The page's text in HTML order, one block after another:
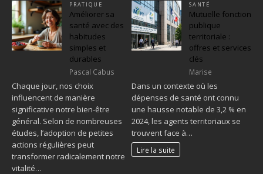
PRATIQUE
Améliorer sa
santé avec des
habitudes
simples et
durables
Pascal Cabus
Chaque jour, nos choix
influencent de manière
significative notre bien-être
général. Selon de nombreuses
études, l’adoption de petites
actions régulières peut
transformer radicalement notre
vitalité…
SANTÉ
Mutuelle fonction
publique
territoriale :
offres et services
clés
Marise
Dans un contexte où les
dépenses de santé ont connu
une hausse notable de 3,2 % en
2024, les agents territoriaux se
trouvent face à…
Lire la suite